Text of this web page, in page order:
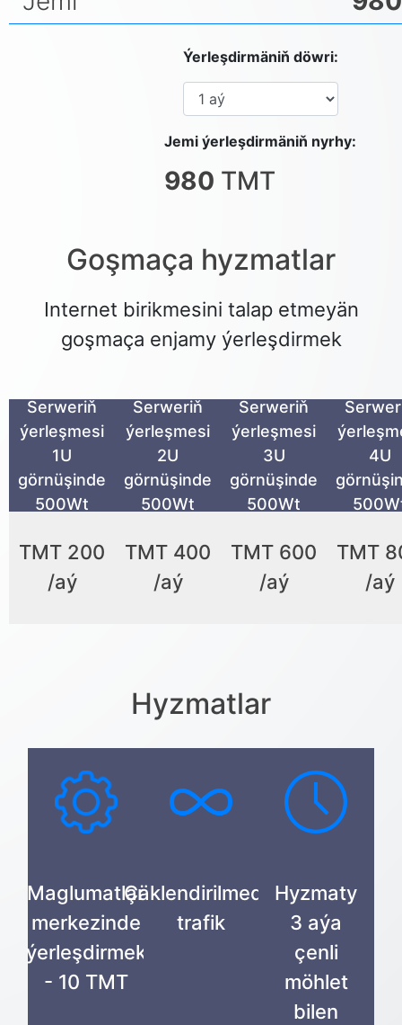
Ýerleşdirmäniň döwri:
Jemi ýerleşdirmäniň nyrhy:
980 TMT
Goşmaça hyzmatlar
Internet birikmesini talap etmeyän
goşmaça enjamy ýerleşdirmek
Serweriň
ýerleşmesi
1U
görnüşinde
500Wt
ТМТ 200
/aý
Serweriň
ýerleşmesi
2U
görnüşinde
500Wt
ТМТ 400
/aý
Serweriň
ýerleşmesi
3U
görnüşinde
500Wt
ТМТ 600
/aý
4U
ТМТ
/aý
Hyzmatlar
Maglumatlar
merkezinde
ýerleşdirmek
- 10 ТМТ
Çäklendirilmedik
trafik
Hyzmaty
3 aýa
çenli
möhlet
bilen